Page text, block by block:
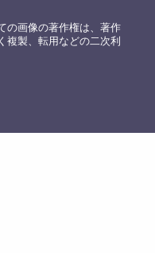
の画像の著作権は、著作
複製、転用などの二次利